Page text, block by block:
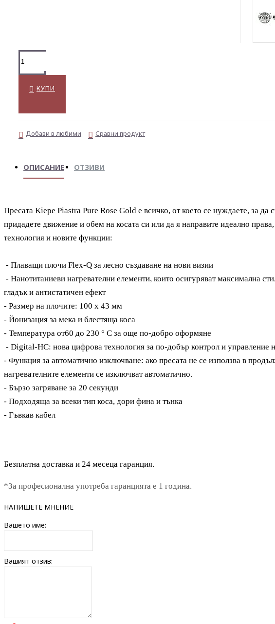
КУПИ
Добави в любими Сравни продукт
ОПИСАНИЕ ОТЗИВИ
Пресата Kiepe Piastra Pure Rose Gold е всичко, от което се нуждаете, за да
придадете движение и обем на косата си или да я направите идеално
технология и новите функции:
- Плаващи плочи Flex-Q за лесно създаване на нови визии
- Нанотитаниеви нагревателни елементи, които осигуряват максимална
гладък и антистатичен ефект
- Размер на плочите: 100 х 43 мм
- Йонизация за мека и блестяща коса
- Температура от60 до 230 ° C за още по-добро оформяне
- Digital-HC: нова цифрова технология за по-добър контрол и управление
- Функция за автоматично изключване: ако пресата не се използва в
нагревателните елементи се изключват автоматично.
- Бързо загряване за 20 секунди
- Подходяща за всеки тип коса, дори фина и тънка
- Гъвкав кабел
Безплатна доставка и 24 месеца гаранция.
*За професионална употреба гаранцията е 1 година.
НАПИШЕТЕ МНЕНИЕ
Вашето име:
Вашият отзив: